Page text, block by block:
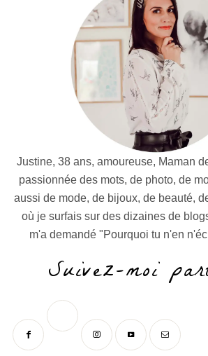
Justine, 38 ans, amoureuse, Maman
passionnée des mots, de photo, de
aussi de mode, de bijoux, de beauté,
où je surfais sur des dizaines de
m'a demandé "Pourquoi tu n'en
Suivez-moi